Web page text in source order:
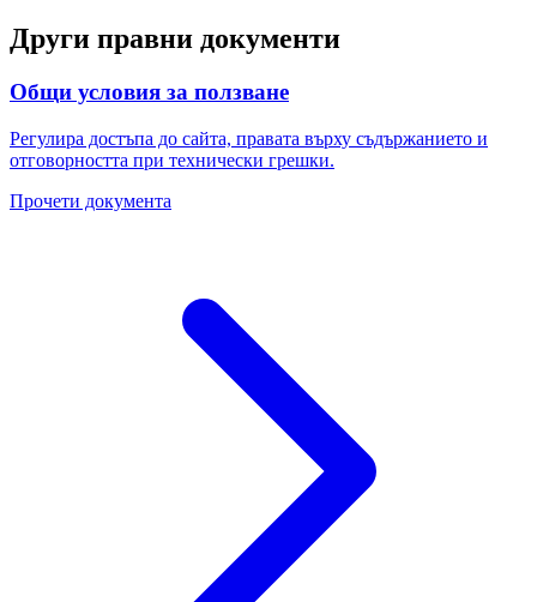
Други правни документи
Общи условия за ползване
Регулира достъпа до сайта, правата върху съдържанието и
отговорността при технически грешки.
Прочети документа